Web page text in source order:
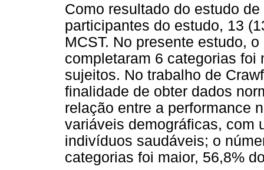
Como resultado do estudo
participantes do estudo, 13
MCST. No presente estudo,
completaram 6 categorias foi
sujeitos. No trabalho de
finalidade de obter dados
relação entre a performance
variáveis demográficas, com
indivíduos saudáveis; o
categorias foi maior, 56,8%